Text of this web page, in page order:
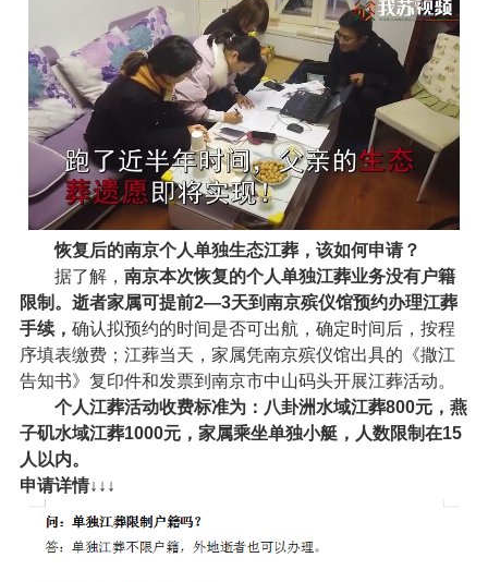
恢复后的南京个人单独生态江葬，该如何申请？
据了解， 南京本次恢复的个人单独江葬业务没有户籍
限制。逝者家属可提前2—3天到南京殡仪馆预约办理江葬
手续， 确认拟预约的时间是否可出航，确定时间后，按程
序填表缴费；江葬当天，家属凭南京殡仪馆出具的《撒江
告知书》复印件和发票到南京市中山码头开展江葬活动。
个人江葬活动收费标准为：八卦洲水域江葬800元，燕
子矶水域江葬1000元，家属乘坐单独小艇，人数限制在15
人以内。
申请详情↓↓↓